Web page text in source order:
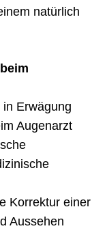
natürlich
Erwägung
Augenarzt
Korrektur einer
Aussehen